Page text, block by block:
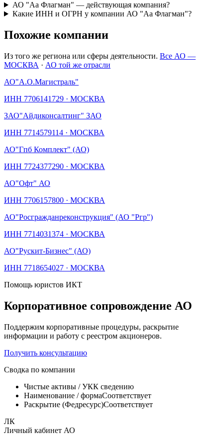
АО "Аа Флагман" — действующая компания?
Какие ИНН и ОГРН у компании АО "Аа Флагман"?
Похожие компании
Из того же региона или сферы деятельности. Все АО —
МОСКВА · АО той же отрасли
АО"А.О.Магистраль"
ИНН 7706141729 · МОСКВА
ЗАО"Айдиконсалтинг" ЗАО
ИНН 7714579114 · МОСКВА
АО"Гпб Комплект" (АО)
ИНН 7724377290 · МОСКВА
АО"Офт" АО
ИНН 7706157800 · МОСКВА
АО"Росгражданреконструкция" (АО "Ргр")
ИНН 7714031374 · МОСКВА
АО"Рускит-Бизнес" (АО)
ИНН 7718654027 · МОСКВА
Помощь юристов ИКТ
Корпоративное сопровождение АО
Поддержим корпоративные процедуры, раскрытие
информации и работу с реестром акционеров.
Получить консультацию
Сводка по компании
Чистые активы / УКК сведению
Наименование / формаСоответствует
Раскрытие (Федресурс)Соответствует
ЛК
Личный кабинет АО